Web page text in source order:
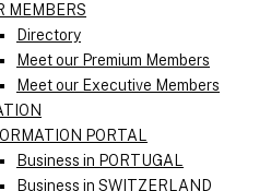
MEMBERS
Directory
Meet our Premium Members
Meet our Executive Members
PORTAL
Business in PORTUGAL
Business in SWITZERLAND